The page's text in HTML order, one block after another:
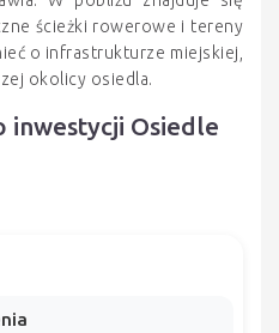
ścieżki rowerowe i tereny
o infrastrukturze miejskiej,
okolicy osiedla.
inwestycji Osiedle